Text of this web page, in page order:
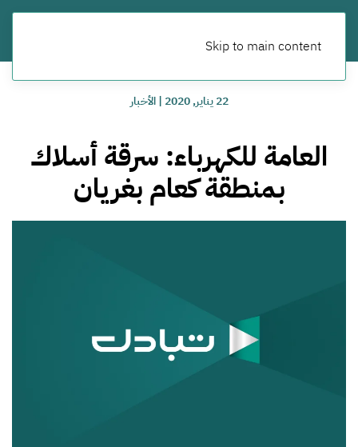
Skip to main content
22 يناير, 2020 |الأخبار
العامة للكهرباء: سرقة أسلاك
بمنطقة كعام بغريان